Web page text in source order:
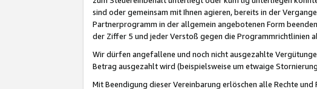
sind oder gemeinsam mit Ihnen agieren, bereits in der
Partnerprogramm in der allgemein angebotenen Form
der Ziffer 5 und jeder Verstoß gegen die Programmrichtlinien
Wir dürfen angefallene und noch nicht ausgezahlte
Betrag ausgezahlt wird (beispielsweise um etwaige
Mit Beendigung dieser Vereinbarung erlöschen alle Rechte